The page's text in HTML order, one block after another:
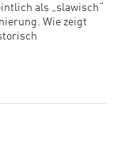
als „slawisch“
Wie zeigt